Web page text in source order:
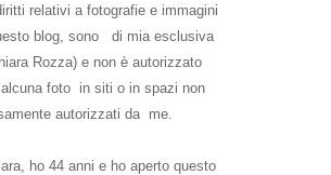
relativi a fotografie e immagini
blog, sono di mia esclusiva
Rozza) e non è autorizzato
foto in siti o in spazi non
autorizzati da me.
ho 44 anni e ho aperto questo